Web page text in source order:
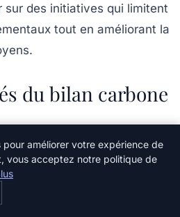
des initiatives qui limitent
tout en améliorant la
du bilan carbone
jouent un rôle
du bilan carbone.
gouvernementales aux
pour améliorer votre expérience de
vous acceptez notre politique de